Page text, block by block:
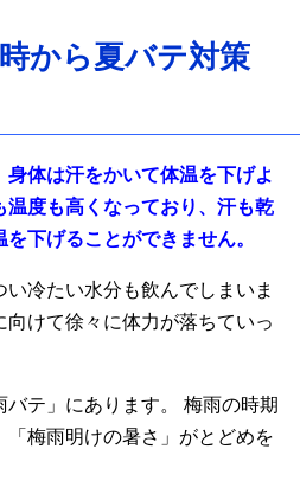
から夏バテ対策
体は汗をかいて体温を下げよ
温度も高くなっており、汗も乾
下げることができません。
冷たい水分も飲んでしまいま
けて徐々に体力が落ちていっ
バテ」にあります。 梅雨の時期
梅雨明けの暑さ」がとどめを